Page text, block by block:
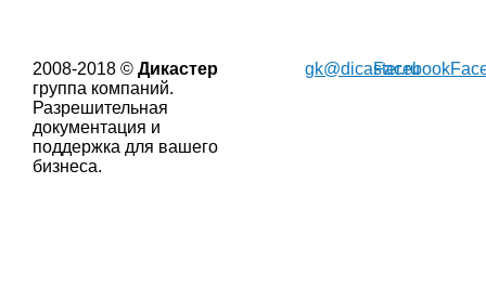
2008-2018 © Дикастер
группа компаний.
Разрешительная
документация и
поддержка для вашего
бизнеса.
gk@dicaster.ru
Facebook